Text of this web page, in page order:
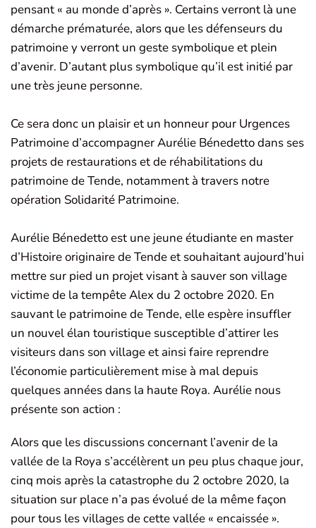
pensant « au monde d’après ». Certains verront là une
démarche prématurée, alors que les défenseurs du
patrimoine y verront un geste symbolique et plein
d’avenir. D’autant plus symbolique qu’il est initié par
une très jeune personne.
Ce sera donc un plaisir et un honneur pour Urgences
Patrimoine d’accompagner Aurélie Bénedetto dans ses
projets de restaurations et de réhabilitations du
patrimoine de Tende, notamment à travers notre
opération Solidarité Patrimoine.
Aurélie Bénedetto est une jeune étudiante en master
d’Histoire originaire de Tende et souhaitant aujourd’hui
mettre sur pied un projet visant à sauver son village
victime de la tempête Alex du 2 octobre 2020. En
sauvant le patrimoine de Tende, elle espère insuffler
un nouvel élan touristique susceptible d’attirer les
visiteurs dans son village et ainsi faire reprendre
l’économie particulièrement mise à mal depuis
quelques années dans la haute Roya. Aurélie nous
présente son action :
Alors que les discussions concernant l’avenir de la
vallée de la Roya s’accélèrent un peu plus chaque jour,
cinq mois après la catastrophe du 2 octobre 2020, la
situation sur place n’a pas évolué de la même façon
pour tous les villages de cette vallée « encaissée ».